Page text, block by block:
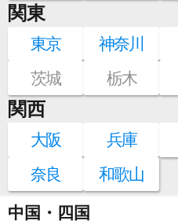
関東
東京 神奈川
茨城
栃木
関西
大阪 兵庫
奈良
和歌山
中国・四国